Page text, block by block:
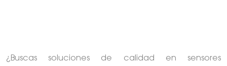
¿Buscas soluciones de calidad en sensores